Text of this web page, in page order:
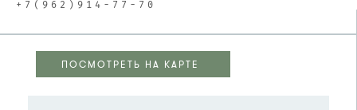
+7(962)914-77-70
ПОСМОТРЕТЬ НА КАРТЕ